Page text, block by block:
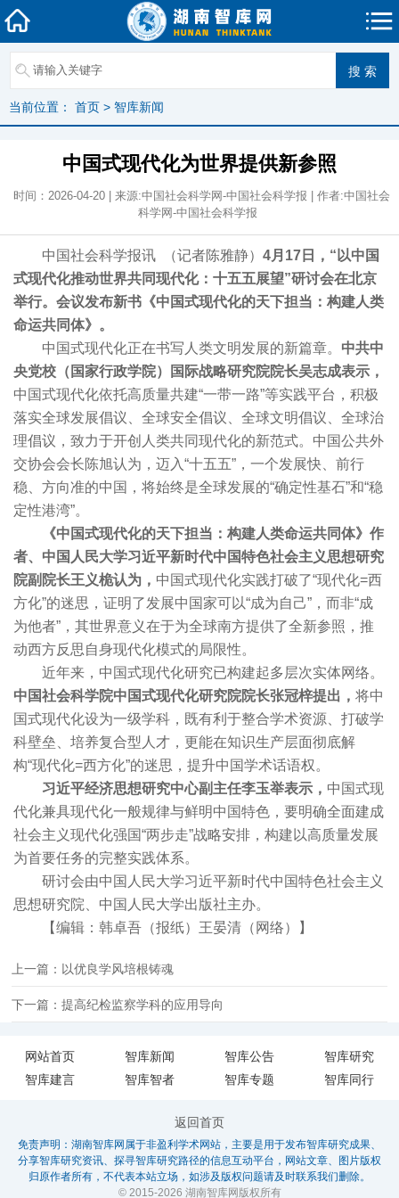
当前位置： 首页 > 智库新闻
中国式现代化为世界提供新参照
时间：2026-04-20 | 来源:中国社会科学网-中国社会科学报 | 作者:中国社会
科学网-中国社会科学报
中国社会科学报讯 （记者陈雅静） 4月17日，“以中国
式现代化推动世界共同现代化：十五五展望”研讨会在北京
举行。会议发布新书《中国式现代化的天下担当：构建人类
命运共同体》。
中国式现代化正在书写人类文明发展的新篇章。 中共中
央党校（国家行政学院）国际战略研究院院长吴志成表示，
中国式现代化依托高质量共建“一带一路”等实践平台，积极
落实全球发展倡议、全球安全倡议、全球文明倡议、全球治
理倡议，致力于开创人类共同现代化的新范式。中国公共外
交协会会长陈旭认为，迈入“十五五”，一个发展快、前行
稳、方向准的中国，将始终是全球发展的“确定性基石”和“稳
定性港湾”。
《中国式现代化的天下担当：构建人类命运共同体》作
者、中国人民大学习近平新时代中国特色社会主义思想研究
院副院长王义桅认为， 中国式现代化实践打破了“现代化=西
方化”的迷思，证明了发展中国家可以“成为自己”，而非“成
为他者”，其世界意义在于为全球南方提供了全新参照，推
动西方反思自身现代化模式的局限性。
近年来，中国式现代化研究已构建起多层次实体网络。
中国社会科学院中国式现代化研究院院长张冠梓提出， 将中
国式现代化设为一级学科，既有利于整合学术资源、打破学
科壁垒、培养复合型人才，更能在知识生产层面彻底解
构“现代化=西方化”的迷思，提升中国学术话语权。
习近平经济思想研究中心副主任李玉举表示， 中国式现
代化兼具现代化一般规律与鲜明中国特色，要明确全面建成
社会主义现代化强国“两步走”战略安排，构建以高质量发展
为首要任务的完整实践体系。
研讨会由中国人民大学习近平新时代中国特色社会主义
思想研究院、中国人民大学出版社主办。
【编辑：韩卓吾（报纸）王晏清（网络）】
上一篇：以优良学风培根铸魂
下一篇：提高纪检监察学科的应用导向
网站首页 智库新闻 智库公告
智库研究
智库建言
智库智者 智库专题 智库同行
返回首页
免责声明：湖南智库网属于非盈利学术网站，主要是用于发布智库研究成果、
分享智库研究资讯、探寻智库研究路径的信息互动平台，网站文章、图片版权
归原作者所有，不代表本站立场，如涉及版权问题请及时联系我们删除。
© 2015-2026 湖南智库网版权所有